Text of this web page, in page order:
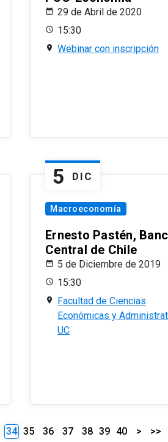
29 de Abril de 2020
15:30
Webinar con inscripción
5 DIC
Macroeconomía
Ernesto Pastén,
Central de Chile
5 de Diciembre de 2019
15:30
Facultad de Ciencias
Económicas y
UC
34 35 36 37 38 39 40 > >>